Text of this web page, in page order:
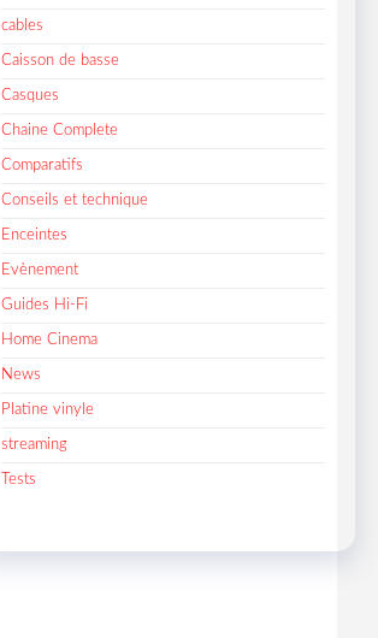
cables
Caisson de basse
Casques
Chaine Complete
Comparatifs
Conseils et technique
Enceintes
Evènement
Guides Hi-Fi
Home Cinema
News
Platine vinyle
streaming
Tests